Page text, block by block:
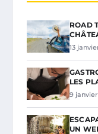
ROAD
13
LES
9
UN